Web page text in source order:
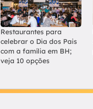
Restaurantes para
celebrar o Dia dos Pais
com a família em BH;
veja 10 opções